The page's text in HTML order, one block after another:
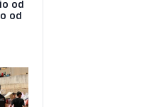
od
od